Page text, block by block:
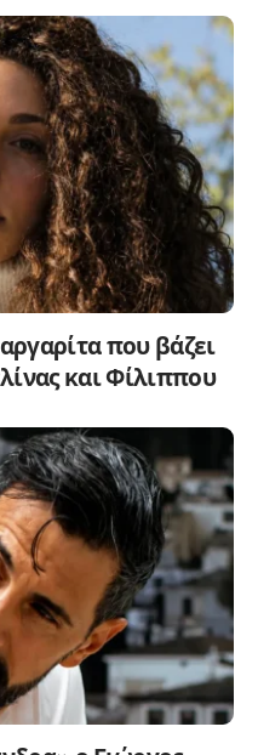
που βάζει
και Φίλιππου